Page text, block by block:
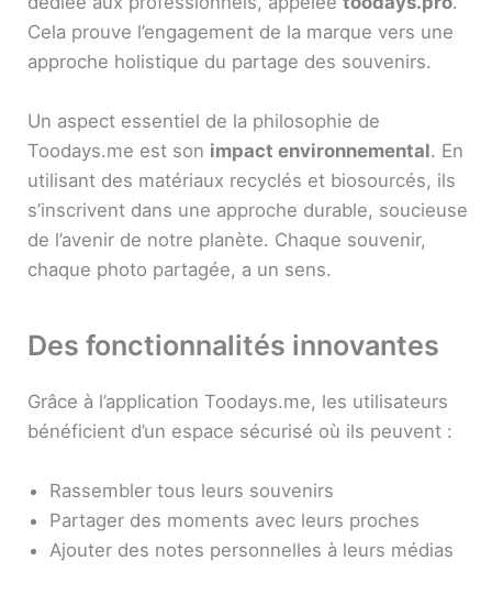
Cela prouve l’engagement de la marque vers une
approche holistique du partage des souvenirs.
Un aspect essentiel de la philosophie de
Toodays.me est son impact environnemental. En
utilisant des matériaux recyclés et biosourcés, ils
s’inscrivent dans une approche durable, soucieuse
de l’avenir de notre planète. Chaque souvenir,
chaque photo partagée, a un sens.
Des fonctionnalités innovantes
Grâce à l’application Toodays.me, les utilisateurs
bénéficient d’un espace sécurisé où ils peuvent :
Rassembler tous leurs souvenirs
Partager des moments avec leurs proches
Ajouter des notes personnelles à leurs médias